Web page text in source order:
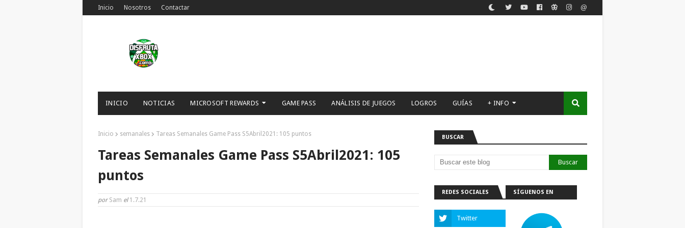
Inicio Nosotros Contactar
INICIO NOTICIAS MICROSOFT REWARDS GAME PASS ANÁLISIS DE JUEGOS LOGROS GUÍAS + INFO
Inicio semanales Tareas Semanales Game Pass S5Abril2021: 105 puntos
Tareas Semanales Game Pass S5Abril2021: 105
puntos
por Sam el1.7.21
BUSCAR
REDES SOCIALES SÍGUENOS EN